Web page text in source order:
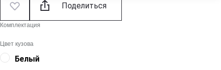
Поделиться
Комплектация
Цвет кузова
Белый